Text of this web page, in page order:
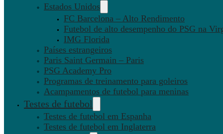
Estados Unidos
FC Barcelona – Alto Rendimento
Futebol de alto desempenho do PSG na
IMG Florida
Países estrangeiros
Paris Saint Germain – Paris
PSG Academy Pro
Programas de treinamento para goleiros
Acampamentos de futebol para meninas
Testes de futebol
Testes de futebol em Espanha
Testes de futebol em Inglaterra